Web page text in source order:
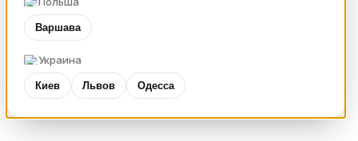
Варшава
Украина
Киев Львов Одесса